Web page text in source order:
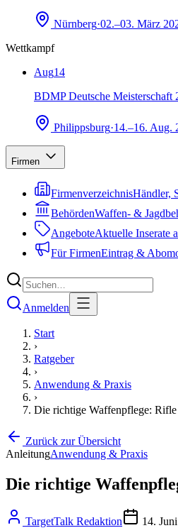
Nürnberg·02.–03. März
Wettkampf
Aug14
BDMP Deutsche Meisterschaft
Philippsburg·14.–16. Aug.
Firmen
FirmenverzeichnisHändler,
BehördenWaffen- &
AngeboteAktuelle Inserate
Für FirmenEintrag &
Anmelden
Start
›
Ratgeber
›
Anwendung & Praxis
›
Die richtige Waffenpflege:
Zurück zur Übersicht
AnleitungAnwendung & Praxis
Die richtige
TargetTalk Redaktion 14.